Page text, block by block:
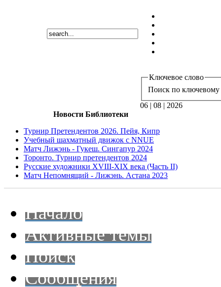
Ключевое слово
Поиск по ключевому
06 | 08 | 2026
Новости Библиотеки
Турнир Претендентов 2026. Пейя, Кипр
Учебный шахматный движок с NNUE
Матч Лижэнь - Гукеш. Сингапур 2024
Торонто. Турнир претендентов 2024
Русские художники XVIII-XIX века (Часть II)
Матч Непомнящий - Лижэнь. Астана 2023
Начало
Активные темы
Поиск
Сообщения